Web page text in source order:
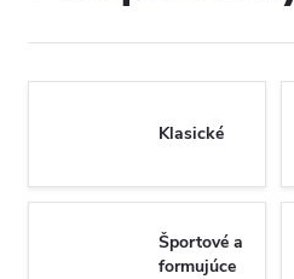
Klasické
Športové a
formujúce